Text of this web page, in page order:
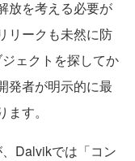
放を考える必要が
リークも未然に防
ェクトを探してか
発者が明示的に最
す。
Dalvikでは「コン